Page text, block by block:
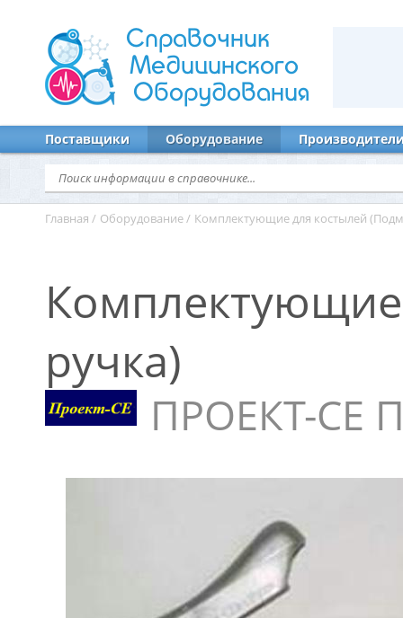
Справочник
Медицинского
Оборудования
Поставщики Оборудование
Главная / Оборудование / Комплектующие для костылей
ручка)
ПРОЕКТ-СЕ